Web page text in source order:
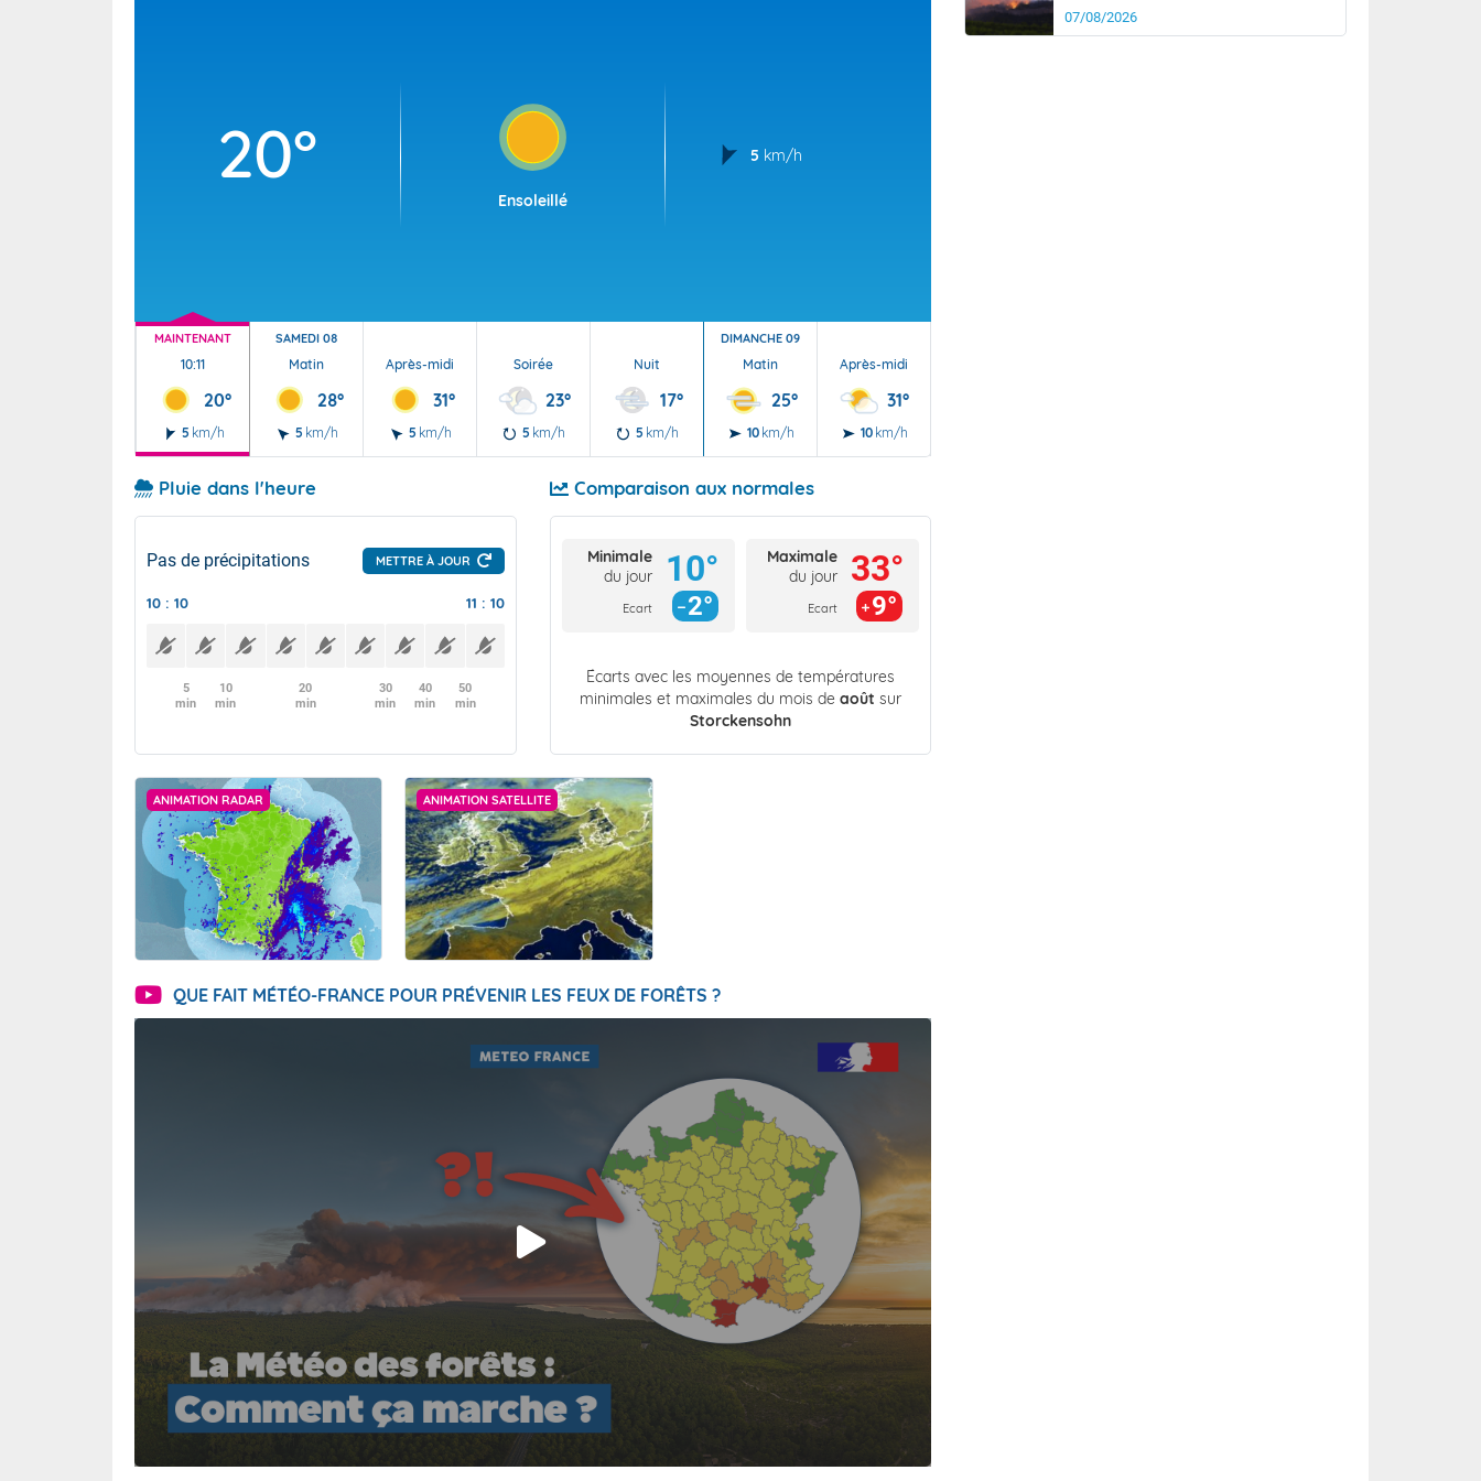
20°
Ensoleillé
5 km/h
MAINTENANT
10:11
20°
5 km/h
SAMEDI 08
Matin
28°
5 km/h
Après-midi
31°
5 km/h
Soirée
23°
5 km/h
Nuit
17°
5 km/h
DIMANCHE 09
Matin
25°
10 km/h
Après-midi
31°
10 km/h
Pluie dans l'heure
Pas de précipitations METTRE À JOUR
10 : 10 11 : 10
5
min
10
min
20
min
30
min
40
min
50
min
Comparaison aux normales
Minimale
du jour
Ecart
10°
2°
Maximale
du jour
Ecart
33°
9°
Écarts avec les moyennes de températures
minimales et maximales du mois de août sur
Storckensohn
ANIMATION RADAR ANIMATION SATELLITE
QUE FAIT MÉTÉO-FRANCE POUR PRÉVENIR LES FEUX DE FORÊTS ?
07/08/2026